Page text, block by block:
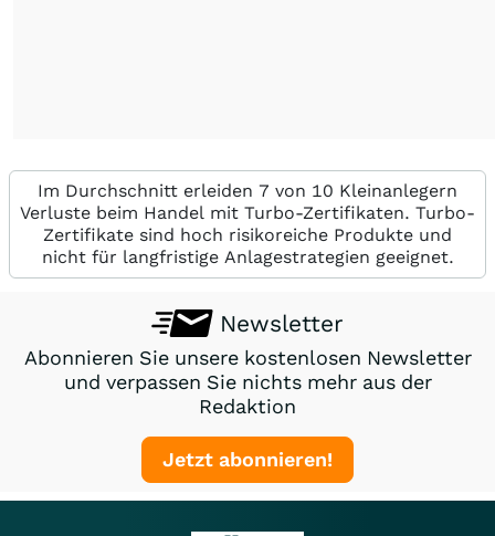
Im Durchschnitt erleiden 7 von 10 Kleinanlegern
Verluste beim Handel mit Turbo-Zertifikaten. Turbo-
Zertifikate sind hoch risikoreiche Produkte und
nicht für langfristige Anlagestrategien geeignet.
Newsletter
Abonnieren Sie unsere kostenlosen Newsletter
und verpassen Sie nichts mehr aus der
Redaktion
Jetzt abonnieren!